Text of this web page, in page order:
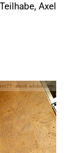
Axel
- stock.adobe.com